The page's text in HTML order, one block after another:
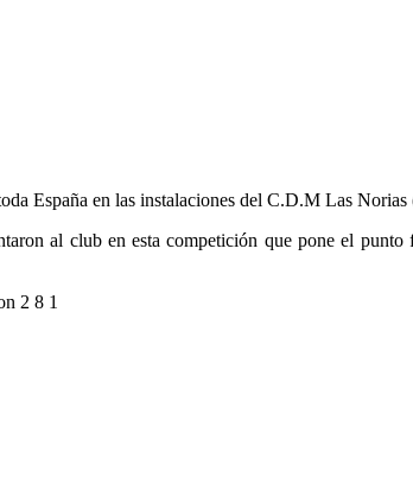
España en las instalaciones del C.D.M Las
al club en esta competición que pone el